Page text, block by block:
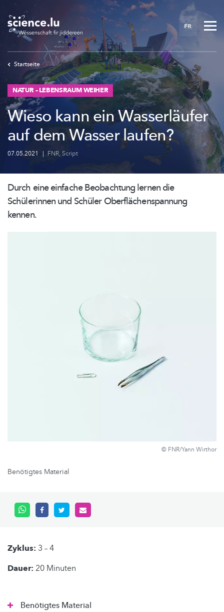
to
main
content
FR
Startseite
NATUR – LEBENSRAUM WEIHER
Wieso kann ein Wasserläufer
auf dem Wasser laufen?
07.05.2021 | FNR, Script
Durch eine einfache Beobachtung lernen die
Schülerinnen und Schüler Oberflächenspannung
kennen.
© FNR/Yann Wirthor
Benötigtes Material
Zyklus: 3 – 4
Dauer: 20 Minuten
Benötigtes Material